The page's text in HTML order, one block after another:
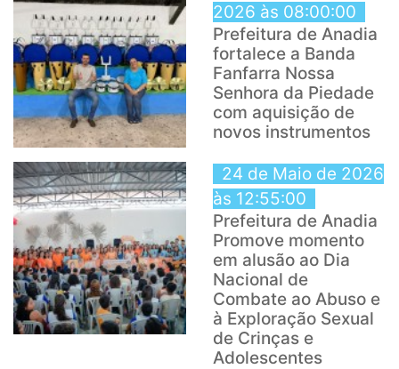
2026 às 08:00:00
Prefeitura de Anadia
fortalece a Banda
Fanfarra Nossa
Senhora da Piedade
com aquisição de
novos instrumentos
24 de Maio de 2026
às 12:55:00
Prefeitura de Anadia
Promove momento
em alusão ao Dia
Nacional de
Combate ao Abuso e
à Exploração Sexual
de Crinças e
Adolescentes